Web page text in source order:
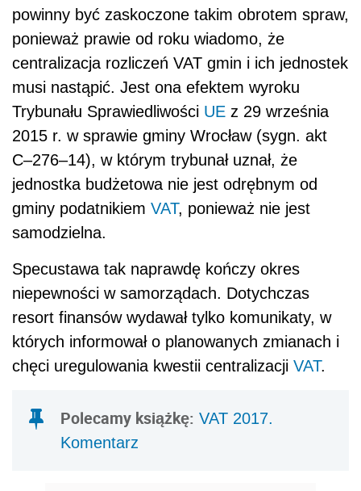
powinny być zaskoczone takim obrotem spraw,
ponieważ prawie od roku wiadomo, że
centralizacja rozliczeń VAT gmin i ich jednostek
musi nastąpić. Jest ona efektem wyroku
Trybunału Sprawiedliwości UE z 29 września
2015 r. w sprawie gminy Wrocław (sygn. akt
C–276–14), w którym trybunał uznał, że
jednostka budżetowa nie jest odrębnym od
gminy podatnikiem VAT, ponieważ nie jest
samodzielna.
Specustawa tak naprawdę kończy okres
niepewności w samorządach. Dotychczas
resort finansów wydawał tylko komunikaty, w
których informował o planowanych zmianach i
chęci uregulowania kwestii centralizacji VAT.
Polecamy książkę: VAT 2017.
Komentarz